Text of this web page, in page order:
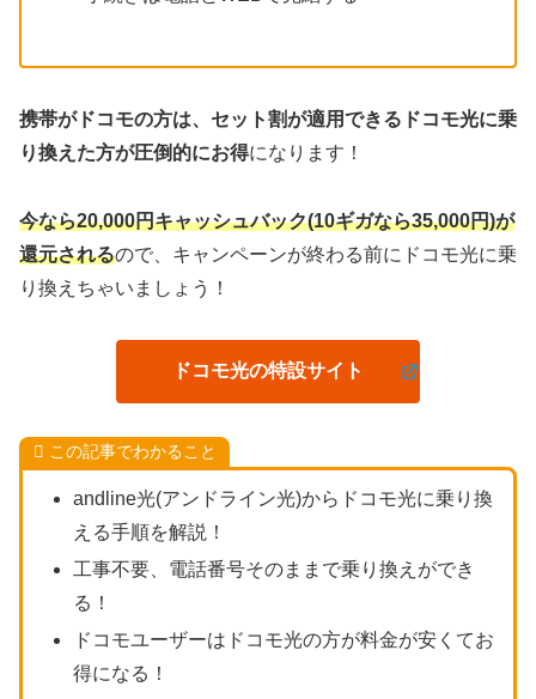
携帯がドコモの方は、セット割が適用できるドコモ光に乗
り換えた方が圧倒的にお得になります！
今なら20,000円キャッシュバック(10ギガなら35,000円)が
還元されるので、キャンペーンが終わる前にドコモ光に乗
り換えちゃいましょう！
ドコモ光の特設サイト
この記事でわかること
andline光(アンドライン光)からドコモ光に乗り換
える手順を解説！
工事不要、電話番号そのままで乗り換えができ
る！
ドコモユーザーはドコモ光の方が料金が安くてお
得になる！